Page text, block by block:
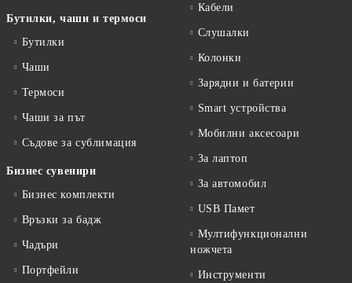
Бутилки, чаши и термоси
Бутилки
Чаши
Термоси
Чаши за път
Съдове за сублимация
Бизнес сувенири
Бизнес комплекти
Връзки за бадж
Чадъри
Портфейли
Кабели
Слушалки
Колонки
Зарядни и батерии
Smart устройства
Мобилни аксесоари
За лаптоп
За автомобил
USB Памет
Мултифункционални
ножчета
Инструменти